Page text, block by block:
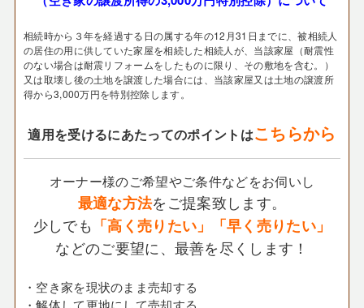
相続時から３年を経過する日の属する年の12月31日までに、被相続人
の居住の用に供していた家屋を相続した相続人が、当該家屋（耐震性
のない場合は耐震リフォームをしたものに限り、その敷地を含む。）
又は取壊し後の土地を譲渡した場合には、当該家屋又は土地の譲渡所
得から3,000万円を特別控除します。
適用を受けるにあたってのポイントはこちらから
オーナー様のご希望やご条件などをお伺いし
最適な方法をご提案致します。
少しでも 「高く売りたい」「早く売りたい」
などのご要望に、最善を尽くします！
・空き家を現状のまま売却する